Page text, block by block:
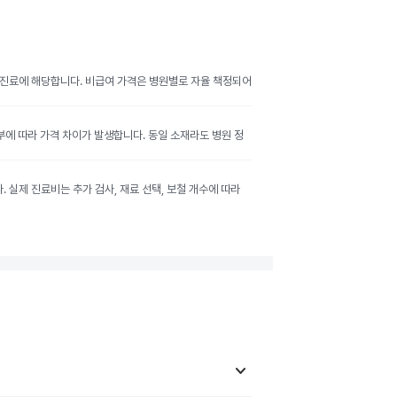
에 해당합니다. 비급여 가격은 병원별로 자율 책정되어
따라 가격 차이가 발생합니다. 동일 소재라도 병원 정
실제 진료비는 추가 검사, 재료 선택, 보철 개수에 따라
keyboard_arrow_down